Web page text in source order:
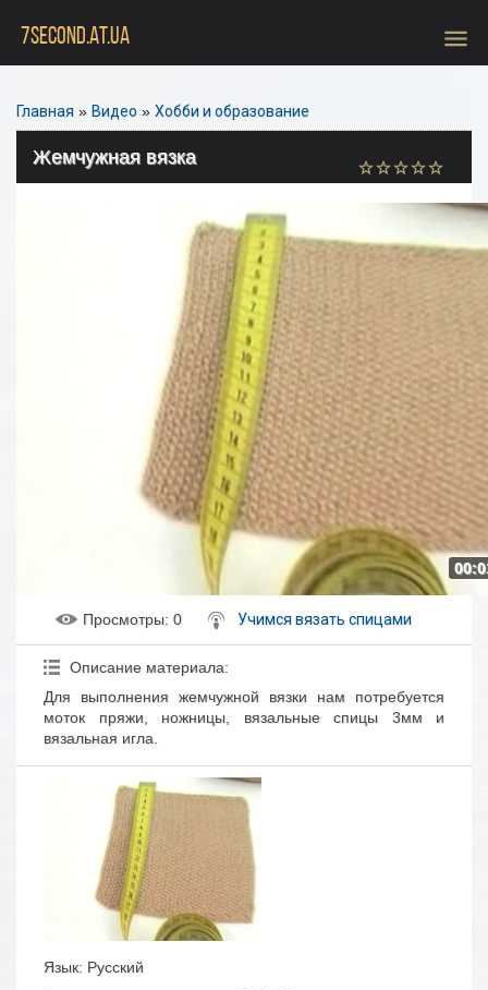
7SECOND.AT.UA menu
Главная » Видео » Хобби и образование
Жемчужная вязка
Просмотры: 0 Учимся вязать спицами
Описание материала:
Для выполнения жемчужной вязки нам потребуется
моток пряжи, ножницы, вязальные спицы 3мм и
вязальная игла.
Язык: Русский